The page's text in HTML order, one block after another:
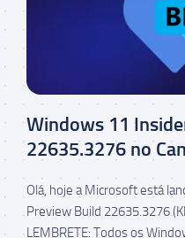
Windows 11
22635.3276 no
Olá, hoje a Microsoft está
Preview Build 22635.3276
LEMBRETE: Todos os